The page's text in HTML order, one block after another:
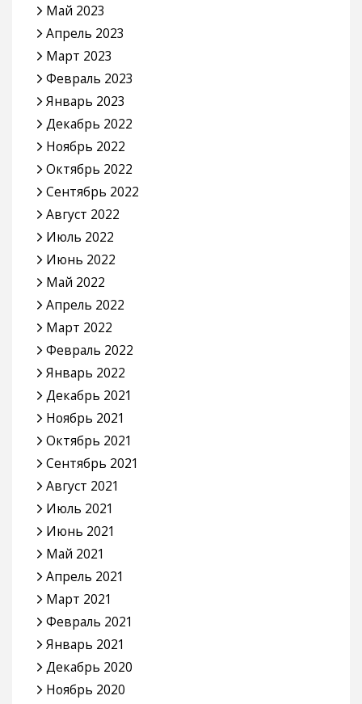
Май 2023
Апрель 2023
Март 2023
Февраль 2023
Январь 2023
Декабрь 2022
Ноябрь 2022
Октябрь 2022
Сентябрь 2022
Август 2022
Июль 2022
Июнь 2022
Май 2022
Апрель 2022
Март 2022
Февраль 2022
Январь 2022
Декабрь 2021
Ноябрь 2021
Октябрь 2021
Сентябрь 2021
Август 2021
Июль 2021
Июнь 2021
Май 2021
Апрель 2021
Март 2021
Февраль 2021
Январь 2021
Декабрь 2020
Ноябрь 2020